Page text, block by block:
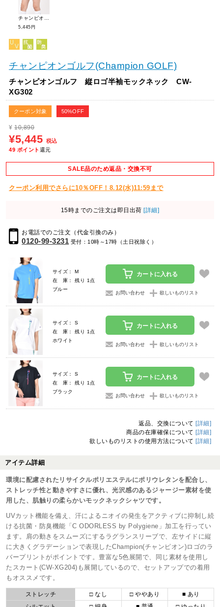
5,445円
チャンピオンゴルフ(Champion GOLF)
チャンピオンゴルフ 縦ロゴ半袖モックネック CW-
XG302
クーポン対象 50%OFF
¥ 10,890
¥5,445 税込
49 ポイント 還元
SALE品のため返品・交換不可
クーポン利用でさらに10％OFF！8.12(水)11:59まで
15時までのご注文は即日出荷 [詳細]
お電話でのご注文（代金引換のみ）
0120-99-3231 受付：10時～17時（土日祝除く）
サイズ： M
在 庫： 残り 1点
ブルー
カートに入れる
お問い合わせ 欲しいものリスト
サイズ： S
在 庫： 残り 1点
ホワイト
カートに入れる
お問い合わせ 欲しいものリスト
サイズ： S
在 庫： 残り 1点
ブラック
カートに入れる
お問い合わせ 欲しいものリスト
返品、交換について [詳細]
商品の在庫確保について [詳細]
欲しいものリストの使用方法について [詳細]
アイテム詳細
環境に配慮されたリサイクルポリエステルにポリウレタンを配合し、
ストレッチ性と動きやすさに優れ、光沢感のあるジャージー素材を使
用した、肌触りの柔らかいモックネックシャツです。
UVカット機能を備え、汗によるニオイの発生をアクティブに抑制し続
ける抗菌・防臭機能「C ODORLESS by Polygiene」加工を行ってい
ます。肩の動きをスムーズにするラグランスリーブで、左サイドに縦
に大きくグラデーションで表現したChampion(チャンピオン)ロゴのラ
バープリントがポイントです。豊富な5色展開で、同じ素材を使用し
たスカート(CW-XG204)も展開しているので、セットアップでの着用
もオススメです。
ストレッチ □ なし □ ややあり
■ あり